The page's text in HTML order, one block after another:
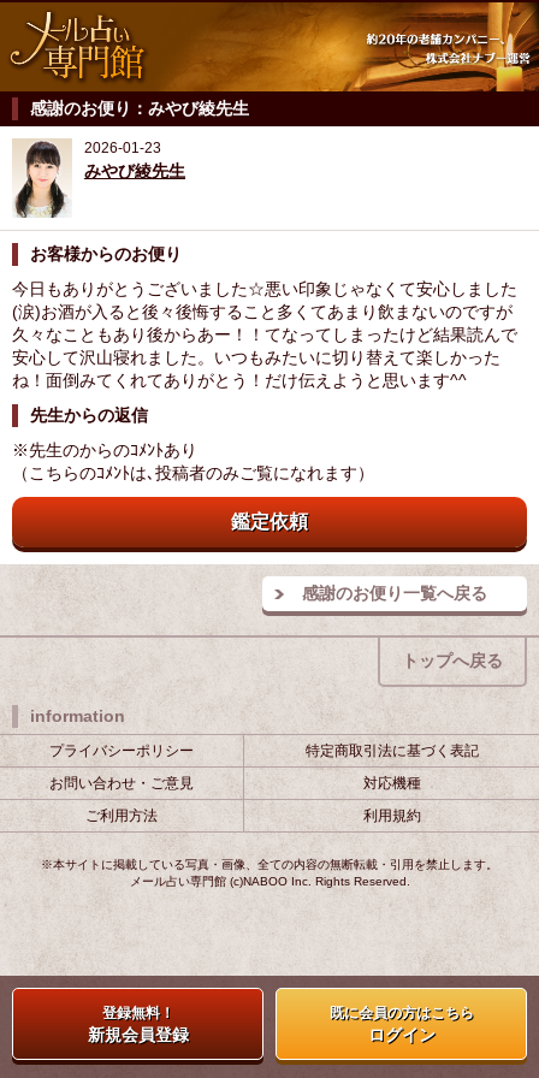
感謝のお便り：みやび綾先生
2026-01-23
みやび綾先生
お客様からのお便り
今日もありがとうございました☆悪い印象じゃなくて安心しました
(涙)お酒が入ると後々後悔すること多くてあまり飲まないのですが
久々なこともあり後からあー！！てなってしまったけど結果読んで
安心して沢山寝れました。いつもみたいに切り替えて楽しかった
ね！面倒みてくれてありがとう！だけ伝えようと思います^^
先生からの返信
※先生のからのｺﾒﾝﾄあり
（こちらのｺﾒﾝﾄは､投稿者のみご覧になれます）
鑑定依頼
感謝のお便り一覧へ戻る
トップへ戻る
information
プライバシーポリシー
特定商取引法に基づく表記
お問い合わせ・ご意見
対応機種
ご利用方法
利用規約
※本サイトに掲載している写真・画像、全ての内容の無断転載・引用を禁止します。
メール占い専門館 (c)NABOO Inc. Rights Reserved.
登録無料！
新規会員登録
既に会員の方はこちら
ログイン